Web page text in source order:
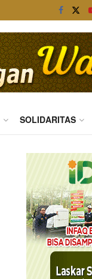
SOLIDARITAS